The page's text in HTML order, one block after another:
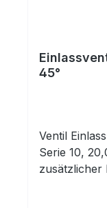
45°
Ventil
Serie 10,
zusätzlicher